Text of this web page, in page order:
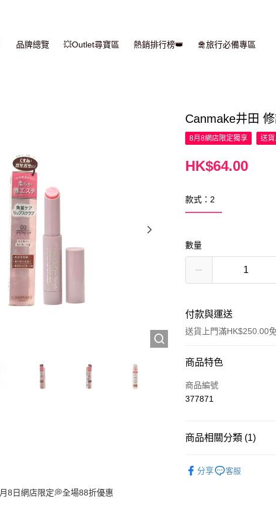
品牌總覽 💥Outlet尋寶區 熱銷排行榜👑 🛅旅行必備專區
8日網店限定💭全場88折優惠
Canmake井田
8月8網店限定獨享 送
HK$64.00
款式：2
數量
付款與運送
送貨上門滿HK$250.00
付款方式
信用卡
商品特色
商品編號
377871
商品相關分類 (1)
分享
客服